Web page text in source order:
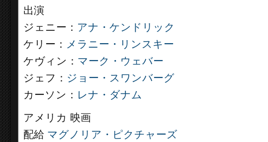
出演
ジェニー： アナ・ケンドリック
ケリー： メラニー・リンスキー
ケヴィン： マーク・ウェバー
ジェフ： ジョー・スワンバーグ
カーソン： レナ・ダナム
アメリカ 映画
配給 マグノリア・ピクチャーズ